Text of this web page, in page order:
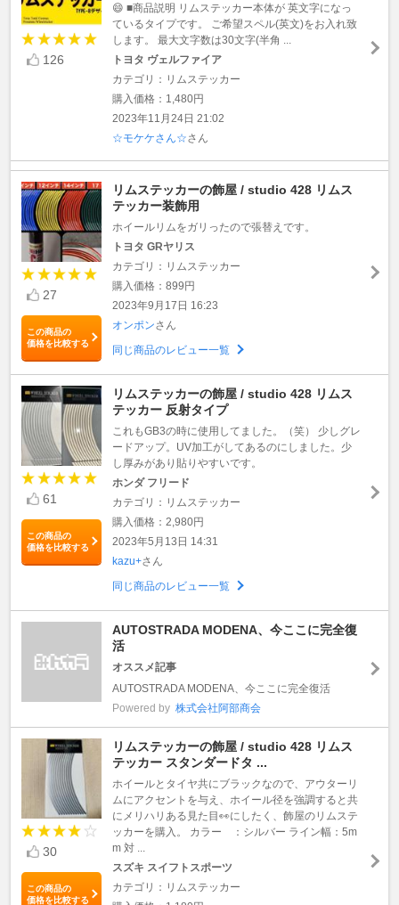
126
😄 ■商品説明 リムステッカー本体が 英文字になっ
ているタイプです。 ご希望スペル(英文)をお入れ致
します。 最大文字数は30文字(半角 ...
トヨタ ヴェルファイア
カテゴリ：リムステッカー
購入価格：1,480円
2023年11月24日 21:02
☆モケケさん☆さん
27
この商品の
価格を比較する
リムステッカーの飾屋 / studio 428 リムス
テッカー装飾用
ホイールリムをガリったので張替えです。
トヨタ GRヤリス
カテゴリ：リムステッカー
購入価格：899円
2023年9月17日 16:23
オンポンさん
同じ商品のレビュー一覧
61
この商品の
価格を比較する
リムステッカーの飾屋 / studio 428 リムス
テッカー 反射タイプ
これもGB3の時に使用してました。（笑） 少しグレ
ードアップ。UV加工がしてあるのにしました。少
し厚みがあり貼りやすいです。
ホンダ フリード
カテゴリ：リムステッカー
購入価格：2,980円
2023年5月13日 14:31
kazu+さん
同じ商品のレビュー一覧
AUTOSTRADA MODENA、今ここに完全復
活
オススメ記事
AUTOSTRADA MODENA、今ここに完全復活
Powered by 株式会社阿部商会
30
この商品の
価格を比較する
リムステッカーの飾屋 / studio 428 リムス
テッカー スタンダードタ ...
ホイールとタイヤ共にブラックなので、アウターリ
ムにアクセントを与え、ホイール径を強調すると共
にメリハリある見た目👀にしたく、飾屋のリムステ
ッカーを購入。 カラー ：シルバー ライン幅：5m
m 対 ...
スズキ スイフトスポーツ
カテゴリ：リムステッカー